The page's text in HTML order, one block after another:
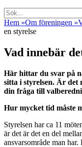
Sök
Sök
efter:
Hem »Om föreningen »
en styrelse
Vad innebär
Här hittar du svar på
sitta i styrelsen. Är det
din fråga till
Hur mycket tid måste
Styrelsen har ca 11
är det är det en del
ansvarsområde man